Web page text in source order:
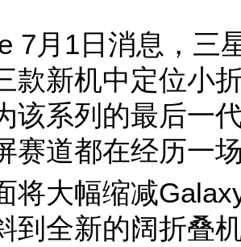
7月1日消息，三
款新机中定位小
该系列的最后一
赛道都在经历一
将大幅缩减
到全新的阔折叠